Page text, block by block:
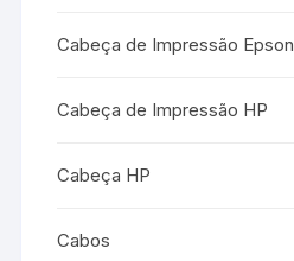
Cabeça de Impressão Epson
Cabeça de Impressão HP
Cabeça HP
Cabos